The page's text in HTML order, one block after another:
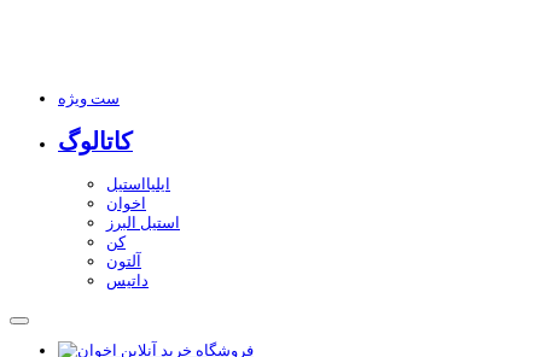
ست ویژه
کاتالوگ
ایلیااستیل
اخوان
استیل البرز
کن
آلتون
داتیس